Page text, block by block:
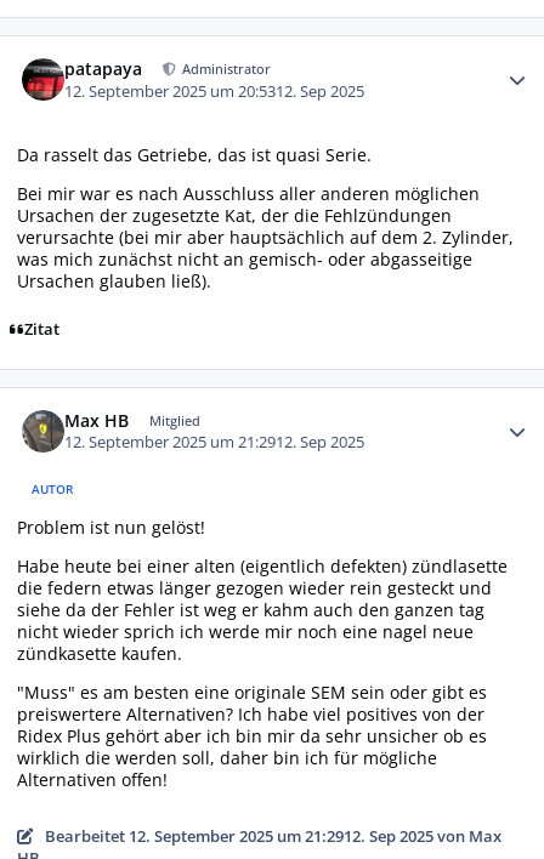
patapaya Administrator
12. September 2025 um 20:5312. Sep 2025
Da rasselt das Getriebe, das ist quasi Serie.
Bei mir war es nach Ausschluss aller anderen möglichen
Ursachen der zugesetzte Kat, der die Fehlzündungen
verursachte (bei mir aber hauptsächlich auf dem 2. Zylinder,
was mich zunächst nicht an gemisch- oder abgasseitige
Ursachen glauben ließ).
Zitat
Max HB Mitglied
12. September 2025 um 21:2912. Sep 2025
AUTOR
Problem ist nun gelöst!
Habe heute bei einer alten (eigentlich defekten) zündlasette
die federn etwas länger gezogen wieder rein gesteckt und
siehe da der Fehler ist weg er kahm auch den ganzen tag
nicht wieder sprich ich werde mir noch eine nagel neue
zündkasette kaufen.
"Muss" es am besten eine originale SEM sein oder gibt es
preiswertere Alternativen? Ich habe viel positives von der
Ridex Plus gehört aber ich bin mir da sehr unsicher ob es
wirklich die werden soll, daher bin ich für mögliche
Alternativen offen!
Bearbeitet 12. September 2025 um 21:2912. Sep 2025von Max